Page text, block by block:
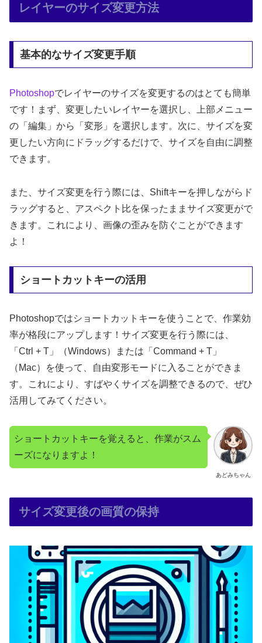
レイヤーのサイズ変更方法
基本的なサイズ変更手順
Photoshopでレイヤーのサイズを変更するのはとても簡単
です！まず、変更したいレイヤーを選択し、上部メニュー
の「編集」から「変形」を選択します。次に、サイズを変
更したい方向にドラッグするだけで、サイズを自由に調整
できます。
また、サイズ変更を行う際には、Shiftキーを押しながらド
ラッグすると、アスペクト比を保ったままサイズ変更がで
きます。これにより、画像の歪みを防ぐことができます
よ！
ショートカットキーの活用
Photoshopではショートカットキーを使うことで、作業効
率が格段にアップします！サイズ変更を行う際には、
「Ctrl + T」（Windows）または「Command + T」
（Mac）を使って、自由変形モードに入ることができま
す。これにより、すばやくサイズを調整できるので、ぜひ
活用してみてください。
あどみちゃん
ショートカットキーを覚えると、作業がスム
ーズになりますよ！
サイズ変更後の画質の保持